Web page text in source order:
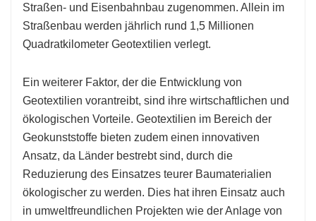
Straßen- und Eisenbahnbau zugenommen. Allein im
Straßenbau werden jährlich rund 1,5 Millionen
Quadratkilometer Geotextilien verlegt.
Ein weiterer Faktor, der die Entwicklung von
Geotextilien vorantreibt, sind ihre wirtschaftlichen und
ökologischen Vorteile. Geotextilien im Bereich der
Geokunststoffe bieten zudem einen innovativen
Ansatz, da Länder bestrebt sind, durch die
Reduzierung des Einsatzes teurer Baumaterialien
ökologischer zu werden. Dies hat ihren Einsatz auch
in umweltfreundlichen Projekten wie der Anlage von